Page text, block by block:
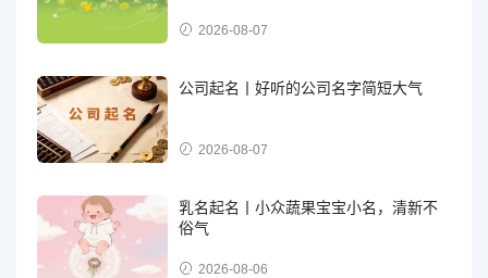
2026-08-07
公司起名丨好听的公司名字简短大气
2026-08-07
乳名起名丨小众蔬果宝宝小名，清新不
俗气
2026-08-06